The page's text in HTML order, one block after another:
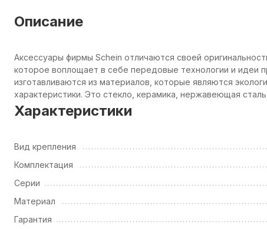
Описание
Аксессуары фирмы Schein отличаются своей
которое воплощает в себе передовые технологии и идеи
изготавливаются из материалов, которые являются
характеристики. Это стекло, керамика, нержавеющая
Характеристики
Вид крепления
Комплектация
Серии
Материал
Гарантия